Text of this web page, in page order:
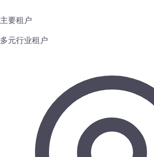
主要租户
多元行业租户